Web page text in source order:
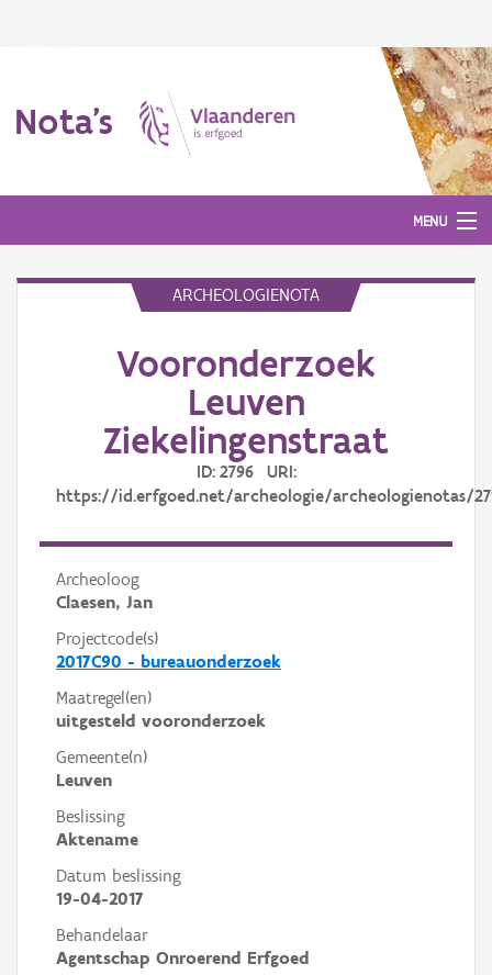
Nota's
MENU
ARCHEOLOGIENOTA
Vooronderzoek
Leuven
Ziekelingenstraat
ID: 2796 URI:
https://id.erfgoed.net/archeologie/archeologienotas/
Archeoloog
Claesen, Jan
Projectcode(s)
2017C90 - bureauonderzoek
Maatregel(en)
uitgesteld vooronderzoek
Gemeente(n)
Leuven
Beslissing
Aktename
Datum beslissing
19-04-2017
Behandelaar
Agentschap Onroerend Erfgoed